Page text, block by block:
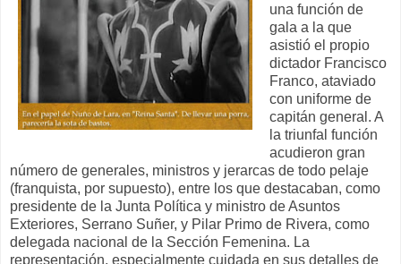
una función de
gala a la que
asistió el propio
dictador Francisco
Franco, ataviado
con uniforme de
capitán general. A
la triunfal función
acudieron gran
número de generales, ministros y jerarcas de todo pelaje
(franquista, por supuesto), entre los que destacaban, como
presidente de la Junta Política y ministro de Asuntos
Exteriores, Serrano Suñer, y Pilar Primo de Rivera, como
delegada nacional de la Sección Femenina. La
representación, especialmente cuidada en sus detalles de